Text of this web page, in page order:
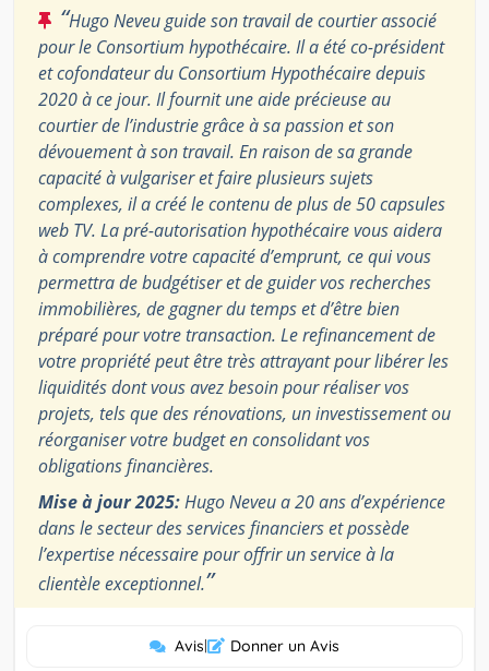
“Hugo Neveu guide son travail de courtier associé
pour le Consortium hypothécaire. Il a été co-président
et cofondateur du Consortium Hypothécaire depuis
2020 à ce jour. Il fournit une aide précieuse au
courtier de l’industrie grâce à sa passion et son
dévouement à son travail. En raison de sa grande
capacité à vulgariser et faire plusieurs sujets
complexes, il a créé le contenu de plus de 50 capsules
web TV. La pré-autorisation hypothécaire vous aidera
à comprendre votre capacité d’emprunt, ce qui vous
permettra de budgétiser et de guider vos recherches
immobilières, de gagner du temps et d’être bien
préparé pour votre transaction. Le refinancement de
votre propriété peut être très attrayant pour libérer les
liquidités dont vous avez besoin pour réaliser vos
projets, tels que des rénovations, un investissement ou
réorganiser votre budget en consolidant vos
obligations financières.
Mise à jour 2025:Hugo Neveu a 20 ans d’expérience
dans le secteur des services financiers et possède
l’expertise nécessaire pour offrir un service à la
clientèle exceptionnel.”
Avis| Donner un Avis